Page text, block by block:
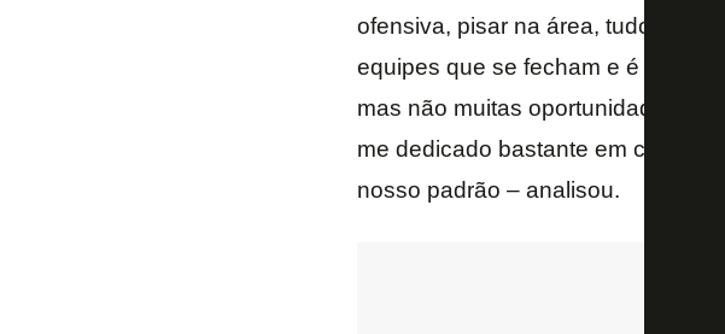
ofensiva, pisar na área, tudo
equipes que se fecham e é mais
mas não muitas oportunidades de
me dedicado bastante em cima
nosso padrão – analisou.